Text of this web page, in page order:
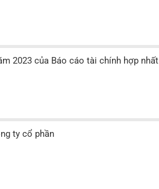
2023 của Báo cáo tài chính hợp nhất
ty cổ phần